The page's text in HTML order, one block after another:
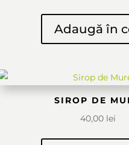
Adaugă în
SIROP DE
40,00 lei